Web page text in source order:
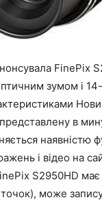
FinePix
зумом і
в
наявністю
і відео на
S2950HD
може